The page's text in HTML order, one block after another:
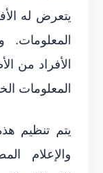
يتعرض له
المعلومات.
الأفراد من
المعلومات
يتم تنظيم
والإعلام